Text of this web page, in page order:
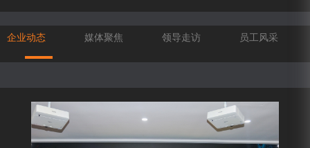
企业动态 媒体聚焦 领导走访 员工风采